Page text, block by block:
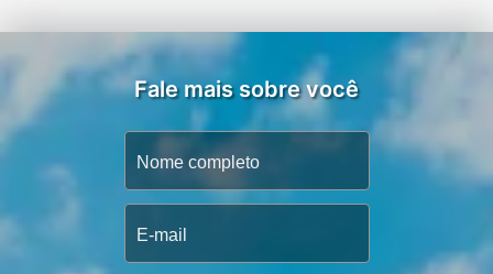
Fale mais sobre você